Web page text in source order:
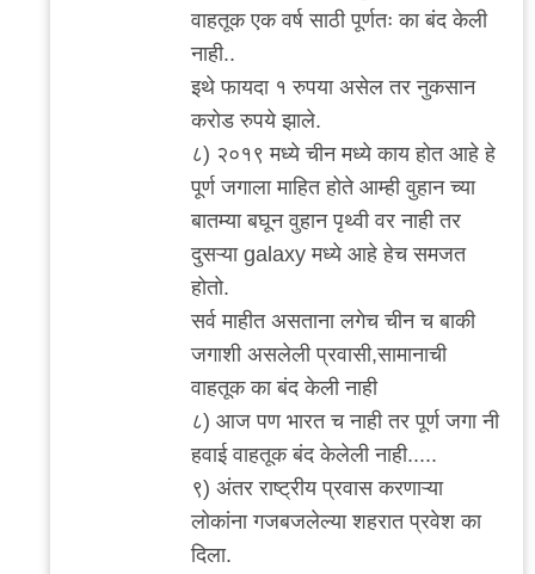
वाहतूक एक वर्ष साठी पूर्णतः का बंद केली
नाही..
इथे फायदा १ रुपया असेल तर नुकसान
करोड रुपये झाले.
८) २०१९ मध्ये चीन मध्ये काय होत आहे हे
पूर्ण जगाला माहित होते आम्ही वुहान च्या
बातम्या बघून वुहान पृथ्वी वर नाही तर
दुसऱ्या galaxy मध्ये आहे हेच समजत
होतो.
सर्व माहीत असताना लगेच चीन च बाकी
जगाशी असलेली प्रवासी,सामानाची
वाहतूक का बंद केली नाही
८) आज पण भारत च नाही तर पूर्ण जगा नी
हवाई वाहतूक बंद केलेली नाही.....
९) अंतर राष्ट्रीय प्रवास करणाऱ्या
लोकांना गजबजलेल्या शहरात प्रवेश का
दिला.